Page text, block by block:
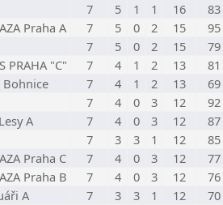
7 5 1 1 16
83
Praha A 7 5 0 2 15
95
7 5 0 2 15
79
PRAHA "C" 7 4 1 2 13
81
Bohnice 7 4 1 2 13
69
7 4 0 3 12
92
A 7 4 0 3 12
87
7 3 3 1 12
85
Praha C 7 4 0 3 12
77
Praha B 7 4 0 3 12
76
A 7 3 3 1 12
70